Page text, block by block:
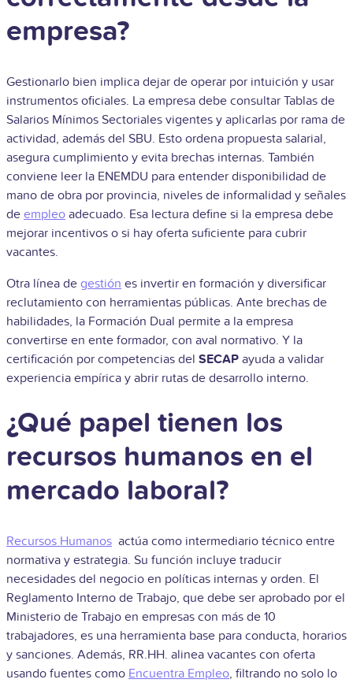
empresa?
Gestionarlo bien implica dejar de operar por intuición y usar
instrumentos oficiales. La empresa debe consultar Tablas de
Salarios Mínimos Sectoriales vigentes y aplicarlas por rama de
actividad, además del SBU. Esto ordena propuesta salarial,
asegura cumplimiento y evita brechas internas. También
conviene leer la ENEMDU para entender disponibilidad de
mano de obra por provincia, niveles de informalidad y señales
de empleo adecuado. Esa lectura define si la empresa debe
mejorar incentivos o si hay oferta suficiente para cubrir
vacantes.
Otra línea de gestión es invertir en formación y diversificar
reclutamiento con herramientas públicas. Ante brechas de
habilidades, la Formación Dual permite a la empresa
convertirse en ente formador, con aval normativo. Y la
certificación por competencias del SECAP ayuda a validar
experiencia empírica y abrir rutas de desarrollo interno.
¿Qué papel tienen los
recursos humanos en el
mercado laboral?
Recursos Humanos actúa como intermediario técnico entre
normativa y estrategia. Su función incluye traducir
necesidades del negocio en políticas internas y orden. El
Reglamento Interno de Trabajo, que debe ser aprobado por el
Ministerio de Trabajo en empresas con más de 10
trabajadores, es una herramienta base para conducta, horarios
y sanciones. Además, RR.HH. alinea vacantes con oferta
usando fuentes como Encuentra Empleo, filtrando no solo lo